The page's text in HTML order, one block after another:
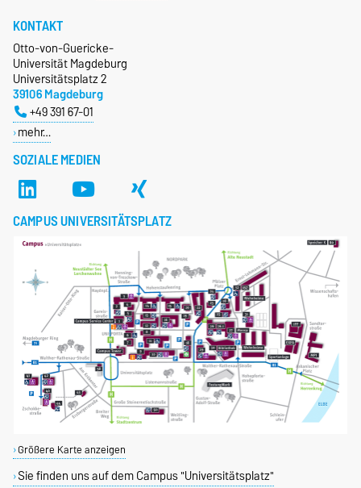
SOZIALE MEDIEN
KONTAKT
Otto-von-Guericke-
Universität Magdeburg
Universitätsplatz 2
39106 Magdeburg
+49 391 67-01
mehr…
CAMPUS UNIVERSITÄTSPLATZ
Größere Karte anzeigen
Sie finden uns auf dem Campus "Universitätsplatz"